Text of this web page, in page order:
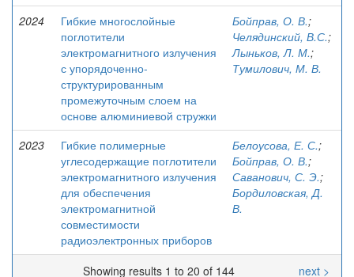
2024
Гибкие многослойные
поглотители
электромагнитного излучения
с упорядоченно-
структурированным
промежуточным слоем на
основе алюминиевой стружки
Бойправ, О. В.;
Челядинский, В.С.;
Лыньков, Л. М.;
Тумилович, М. В.
2023
Гибкие полимерные
углесодержащие поглотители
электромагнитного излучения
для обеспечения
электромагнитной
совместимости
радиоэлектронных приборов
Белоусова, Е. С.;
Бойправ, О. В.;
Саванович, С. Э.;
Бордиловская, Д.
В.
Showing results 1 to 20 of 144 next >